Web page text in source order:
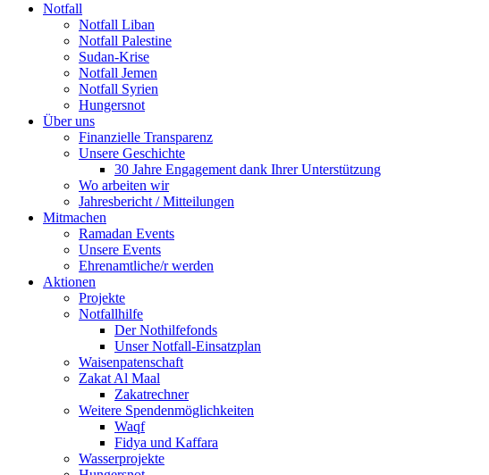
Notfall
Notfall Liban
Notfall Palestine
Sudan-Krise
Notfall Jemen
Notfall Syrien
Hungersnot
Über uns
Finanzielle Transparenz
Unsere Geschichte
30 Jahre Engagement dank Ihrer Unterstützung
Wo arbeiten wir
Jahresbericht / Mitteilungen
Mitmachen
Ramadan Events
Unsere Events
Ehrenamtliche/r werden
Aktionen
Projekte
Notfallhilfe
Der Nothilfefonds
Unser Notfall-Einsatzplan
Waisenpatenschaft
Zakat Al Maal
Zakatrechner
Weitere Spendenmöglichkeiten
Waqf
Fidya und Kaffara
Wasserprojekte